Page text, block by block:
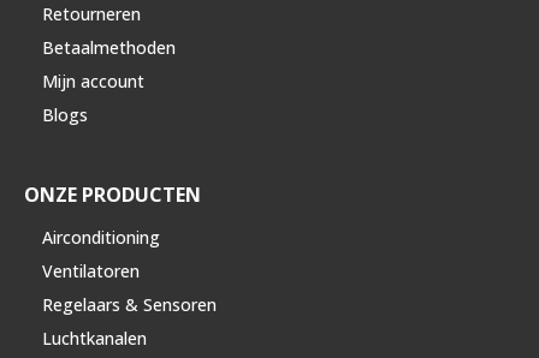
Retourneren
Betaalmethoden
Mijn account
Blogs
ONZE PRODUCTEN
Airconditioning
Ventilatoren
Regelaars & Sensoren
Luchtkanalen